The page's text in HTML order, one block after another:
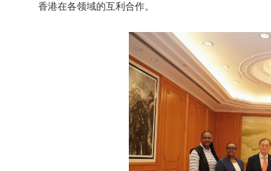
香港在各领域的互利合作。